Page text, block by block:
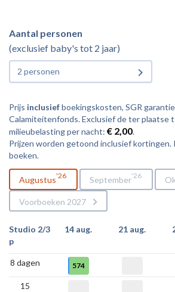
Aantal personen
(exclusief baby's tot 2 jaar)
2 personen
Prijs inclusiefboekingskosten, SGR
Calamiteitenfonds. Exclusief de ter plaatse
milieubelasting per nacht: € 2,00.
Prijzen worden getoond inclusief kortingen.
boeken.
Augustus 26 September 26
Voorboeken 2027
Studio 2/3
p
14 aug. 21 aug.
8 dagen 574
15